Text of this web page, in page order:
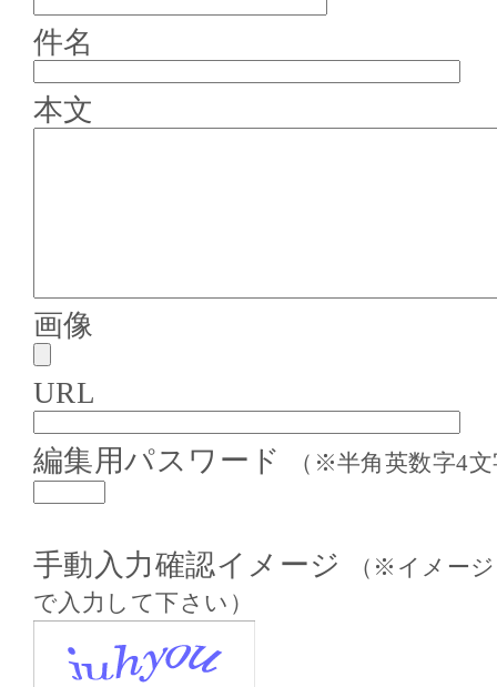
件名
本文
画像
URL
編集用パスワード （※半角英数字4
手動入力確認イメージ
（※イメー
で入力して下さい）